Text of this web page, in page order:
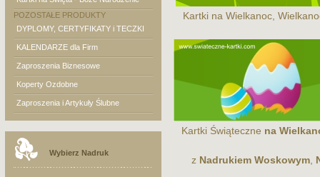
POZOSTAŁE PRODUKTY
DYPLOMY, CERTYFIKATY i TECZKI
KALENDARZE dla Firm
Zaproszenia Biznesowe
Koperty Ozdobne
Zaproszenia i Artykuły Ślubne
Wybierz Nadruk
Kartki na Wielkanoc,
Kartki Świąteczne na
z Nadrukiem Woskowym,